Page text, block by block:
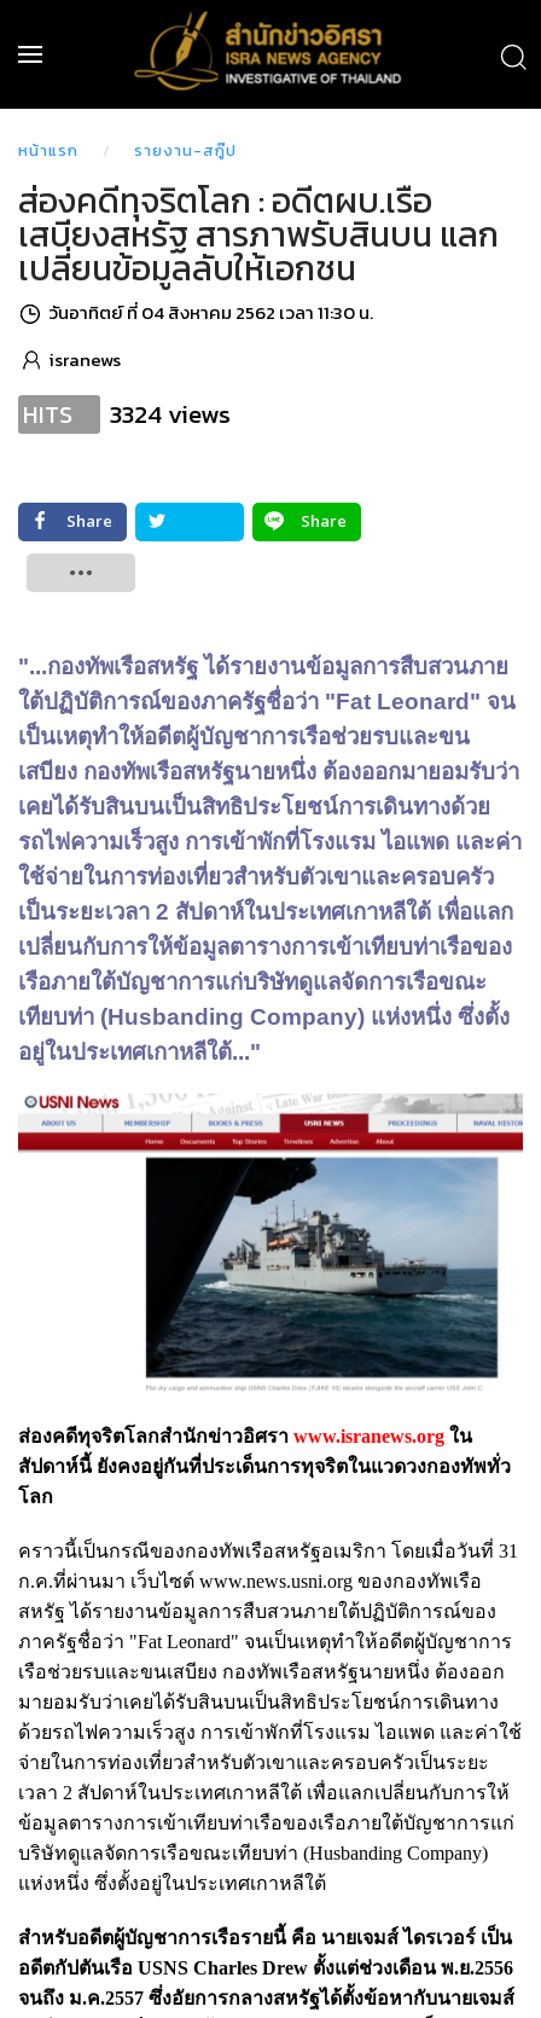
หน้าแรก รายงาน-สกู๊ป
ส่องคดีทุจริตโลก : อดีตผบ.เรือ
เสบียงสหรัฐ สารภาพรับสินบน แลก
เปลี่ยนข้อมูลลับให้เอกชน
วันอาทิตย์ ที่ 04 สิงหาคม 2562 เวลา 11:30 น.
isranews
HITS 3324 views
Share
Share
"...กองทัพเรือสหรัฐ ได้รายงานข้อมูลการสืบสวนภาย
ใต้ปฏิบัติการณ์ของภาครัฐชื่อว่า "Fat Leonard" จน
เป็นเหตุทำให้อดีตผู้บัญชาการเรือช่วยรบและขน
เสบียง กองทัพเรือสหรัฐนายหนึ่ง ต้องออกมายอมรับว่า
เคยได้รับสินบนเป็นสิทธิประโยชน์การเดินทางด้วย
รถไฟความเร็วสูง การเข้าพักที่โรงแรม ไอแพด และค่า
ใช้จ่ายในการท่องเที่ยวสำหรับตัวเขาและครอบครัว
เป็นระยะเวลา 2 สัปดาห์ในประเทศเกาหลีใต้ เพื่อแลก
เปลี่ยนกับการให้ข้อมูลตารางการเข้าเทียบท่าเรือของ
เรือภายใต้บัญชาการแก่บริษัทดูแลจัดการเรือขณะ
เทียบท่า (Husbanding Company) แห่งหนึ่ง ซึ่งตั้ง
อยู่ในประเทศเกาหลีใต้..."
ส่องคดีทุจริตโลกสำนักข่าวอิศรา www.isranews.org ใน
สัปดาห์นี้ ยังคงอยู่กันที่ประเด็นการทุจริตในแวดวงกองทัพทั่ว
โลก
คราวนี้เป็นกรณีของกองทัพเรือสหรัฐอเมริกา โดยเมื่อวันที่ 31
ก.ค.ที่ผ่านมา เว็บไซต์ www.news.usni.org ของกองทัพเรือ
สหรัฐ ได้รายงานข้อมูลการสืบสวนภายใต้ปฏิบัติการณ์ของ
ภาครัฐชื่อว่า "Fat Leonard" จนเป็นเหตุทำให้อดีตผู้บัญชาการ
เรือช่วยรบและขนเสบียง กองทัพเรือสหรัฐนายหนึ่ง ต้องออก
มายอมรับว่าเคยได้รับสินบนเป็นสิทธิประโยชน์การเดินทาง
ด้วยรถไฟความเร็วสูง การเข้าพักที่โรงแรม ไอแพด และค่าใช้
จ่ายในการท่องเที่ยวสำหรับตัวเขาและครอบครัวเป็นระยะ
เวลา 2 สัปดาห์ในประเทศเกาหลีใต้ เพื่อแลกเปลี่ยนกับการให้
ข้อมูลตารางการเข้าเทียบท่าเรือของเรือภายใต้บัญชาการแก่
บริษัทดูแลจัดการเรือขณะเทียบท่า (Husbanding Company)
แห่งหนึ่ง ซึ่งตั้งอยู่ในประเทศเกาหลีใต้
สำหรับอดีตผู้บัญชาการเรือรายนี้ คือ นายเจมส์ ไดรเวอร์ เป็น
อดีตกัปตันเรือ USNS Charles Drew ตั้งแต่ช่วงเดือน พ.ย.2556
จนถึง ม.ค.2557 ซึ่งอัยการกลางสหรัฐได้ตั้งข้อหากับนายเจมส์